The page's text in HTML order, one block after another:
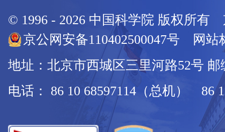
© 1996 - 2026 中国科学院 版权所有
京公网安备110402500047号 网站
地址：北京市西城区三里河路52号 邮
电话： 86 10 68597114（总机） 86